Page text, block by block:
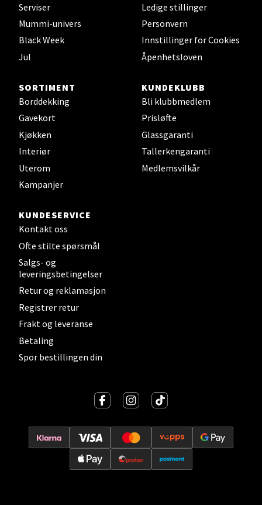
Serviser
Mummi-univers
Black Week
Jul
Ledige stillinger
Personvern
Innstillinger for Cookies
Åpenhetsloven
SORTIMENT
Borddekking
Gavekort
Kjøkken
Interiør
Uterom
Kampanjer
KUNDEKLUBB
Bli klubbmedlem
Prisløfte
Glassgaranti
Tallerkengaranti
Medlemsvilkår
KUNDESERVICE
Kontakt oss
Ofte stilte spørsmål
Salgs- og
leveringsbetingelser
Retur og reklamasjon
Registrer retur
Frakt og leveranse
Betaling
Spor bestillingen din
Leirvik - Stord
Torgbakken 2, 5401 Stord
Velg
Oslo - Thon Senter Storo
Vitaminveien 7 - 9, 0485 Oslo
0 i butikk
Lillehammer - Strandtorget
Strandtorget, 2609 Lillehammer
Åpent i dag 09-20
Strømmen - Thon Senter Strømmen